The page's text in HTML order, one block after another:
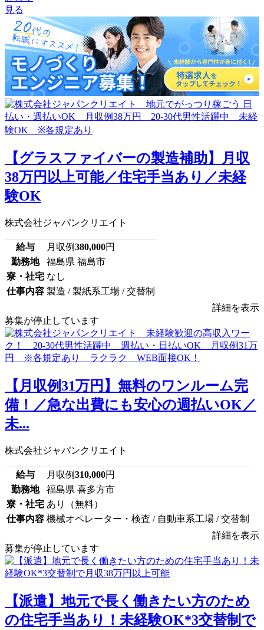
見る
【グラスファイバーの製造補助】月収
38万円以上可能／住宅手当あり／未経
験OK
株式会社ジャパンクリエイト
給与 月収例380,000円
勤務地
福島県 福島市
寮・社宅 なし
仕事内容 製造 / 製紙系工場 / 交替制
詳細を表示
募集が停止しています
【月収例31万円】無料のワンルーム完
備！／急な出費にも安心の週払いOK／
未...
株式会社ジャパンクリエイト
給与 月収例310,000円
勤務地
福島県 喜多方市
寮・社宅 あり（無料）
仕事内容 機械オペレーター・検査 / 自動車系工場 / 交替制
詳細を表示
募集が停止しています
【派遣】地元で長く働きたい方のため
の住宅手当あり！未経験OK*3交替制で